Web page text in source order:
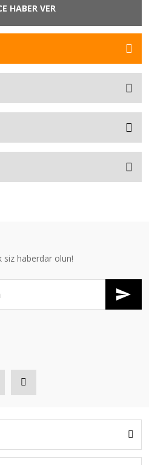
HABER VER
siz haberdar olun!